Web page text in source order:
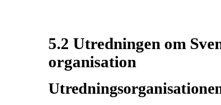
5.2 Utredningen om
organisation